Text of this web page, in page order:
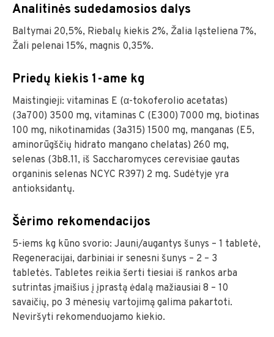
Analitinės sudedamosios dalys
Baltymai 20,5%, Riebalų kiekis 2%, Žalia ląsteliena 7%,
Žali pelenai 15%, magnis 0,35%.
Priedų kiekis 1-ame kg
Maistingieji: vitaminas E (α-tokoferolio acetatas)
(3a700) 3500 mg, vitaminas C (E300) 7000 mg, biotinas
100 mg, nikotinamidas (3a315) 1500 mg, manganas (E5,
aminorūgščių hidrato mangano chelatas) 260 mg,
selenas (3b8.11, iš Saccharomyces cerevisiae gautas
organinis selenas NCYC R397) 2 mg. Sudėtyje yra
antioksidantų.
Šėrimo rekomendacijos
5-iems kg kūno svorio: Jauni/augantys šunys – 1 tabletė,
Regeneracijai, darbiniai ir senesni šunys – 2 – 3
tabletės. Tabletes reikia šerti tiesiai iš rankos arba
sutrintas įmaišius į įprastą ėdalą mažiausiai 8 – 10
savaičių, po 3 mėnesių vartojimą galima pakartoti.
Neviršyti rekomenduojamo kiekio.